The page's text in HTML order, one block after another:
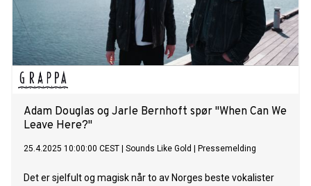
Adam Douglas og Jarle Bernhoft spør "When Can We
Leave Here?"
25.4.2025 10:00:00 CEST Sounds Like Gold Pressemelding
Det er sjelfult og magisk når to av Norges beste vokalister